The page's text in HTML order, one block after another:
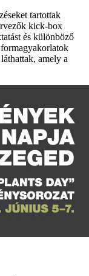
tartottak
kick-box
és különböző
amely a